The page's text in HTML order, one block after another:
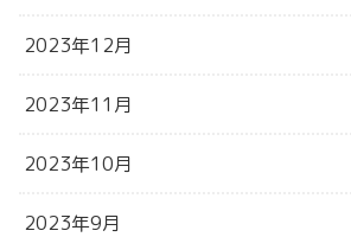
2023年12月
2023年11月
2023年10月
2023年9月